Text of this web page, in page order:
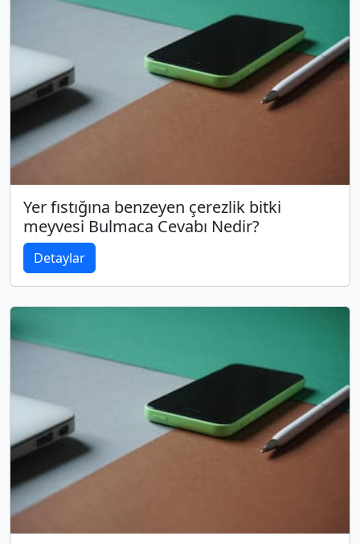
Yer fıstığına benzeyen çerezlik bitki
meyvesi Bulmaca Cevabı Nedir?
Detaylar